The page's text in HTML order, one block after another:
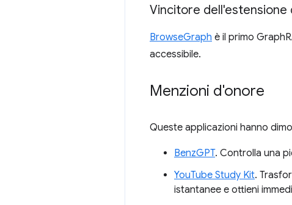
Vincitore dell'estensione
BrowseGraph è il primo
accessibile.
Menzioni d'onore
Queste applicazioni hanno
BenzGPT. Controlla una
YouTube Study Kit.
istantanee e ottieni